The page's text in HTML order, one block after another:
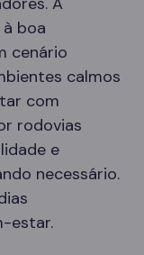
boa
cenário
calmos
com
rodovias
e
necessário.
estar.